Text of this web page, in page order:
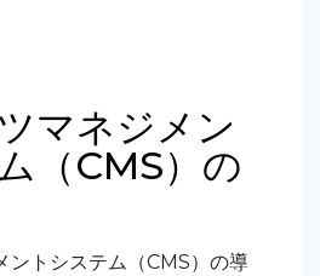
マネジメン
（CMS）の
ントシステム（CMS）の導